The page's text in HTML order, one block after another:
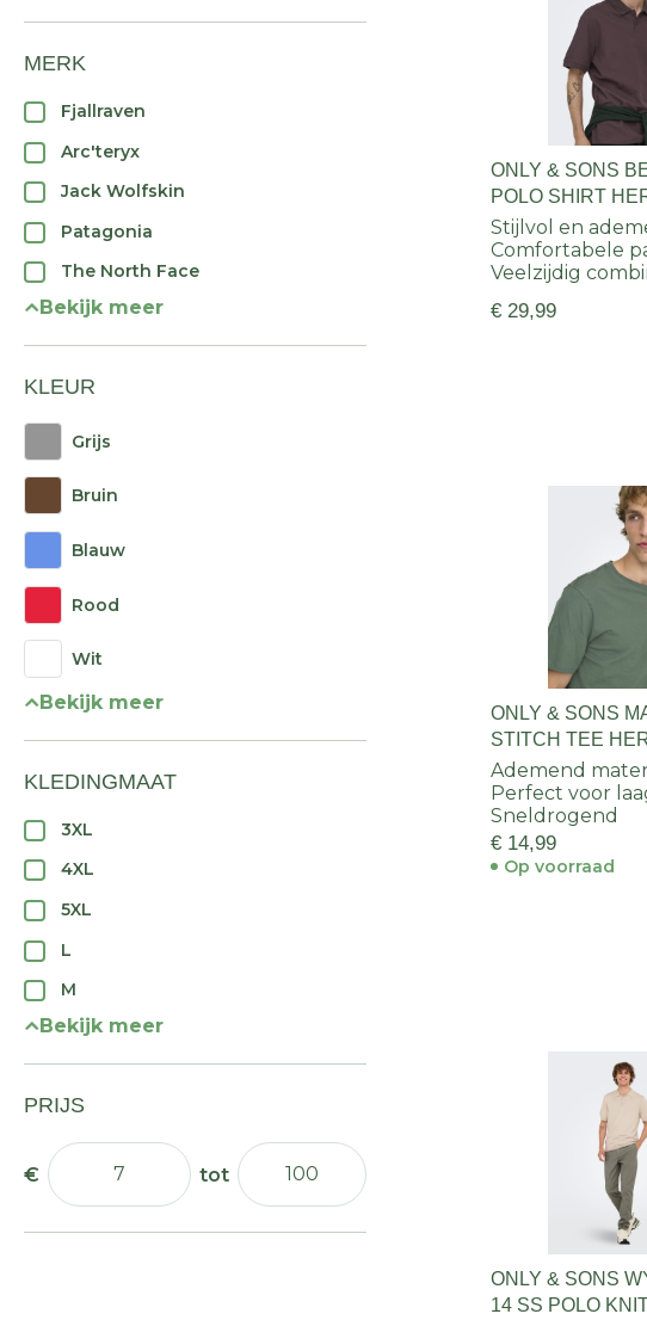
MERK
Fjallraven
Arc'teryx
Jack Wolfskin
Patagonia
The North Face
Bekijk meer
KLEUR
Grijs
Bruin
Blauw
Rood
Wit
Bekijk meer
KLEDINGMAAT
3XL
4XL
5XL
L
M
Bekijk meer
PRIJS
ONLY & SONS
POLO SHIRT
Stijlvol en
Comfortabele
Veelzijdig
€ 29,99
ONLY & SONS
STITCH TEE
Ademend
Perfect voor
Sneldrogend
€ 14,99
Op voorraad
ONLY & SONS
14 SS POLO